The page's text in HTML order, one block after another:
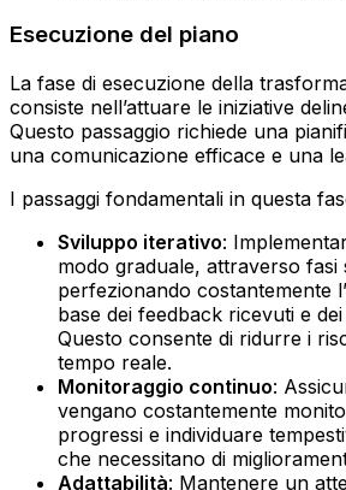
Esecuzione del piano
La fase di esecuzione della
consiste nell’attuare le iniziative
Questo passaggio richiede una
una comunicazione efficace e una
I passaggi fondamentali in questa
Sviluppo iterativo:
modo graduale, attraverso fasi
perfezionando costantemente
base dei feedback ricevuti e
Questo consente di ridurre i
tempo reale.
Monitoraggio continuo:
vengano costantemente
progressi e individuare
che necessitano di
Adattabilità: Mantenere un